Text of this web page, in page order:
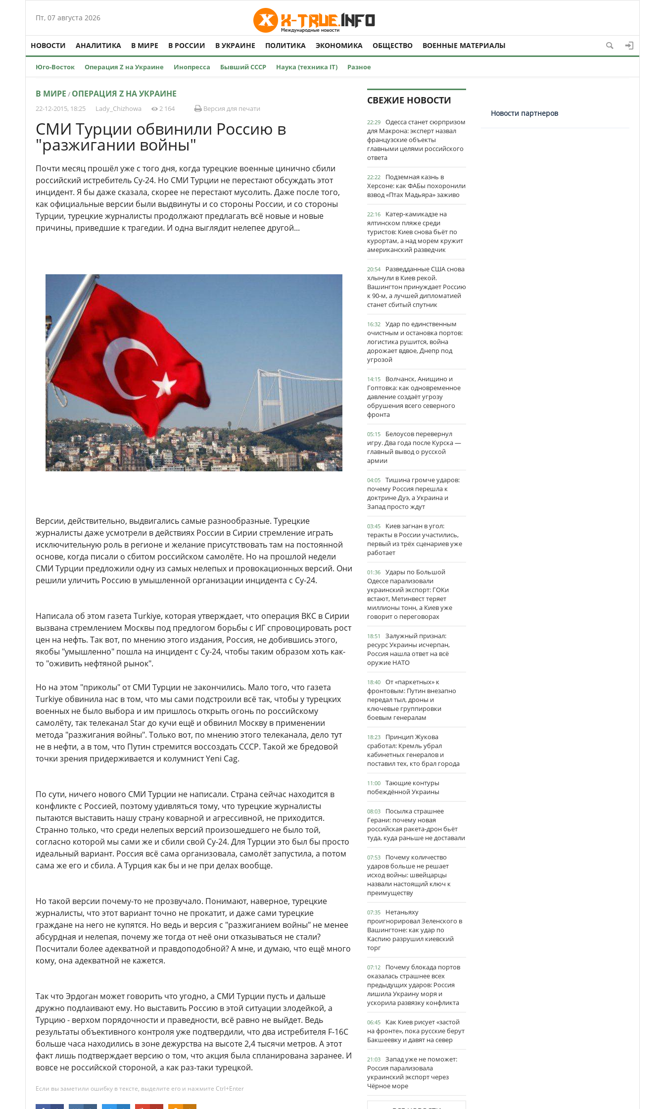
Пт, 07 августа 2026
НОВОСТИ АНАЛИТИКА В МИРЕ В РОССИИ В УКРАИНЕ ПОЛИТИКА ЭКОНОМИКА ОБЩЕСТВО ВОЕННЫЕ МАТЕРИАЛЫ
Юго-Восток Операция Z на Украине Инопресса Бывший СССР Наука (техника IT) Разное
В МИРЕ / ОПЕРАЦИЯ Z НА УКРАИНЕ
22-12-2015, 18:25 Lady_Chizhowa 2 164 Версия для печати
СМИ Турции обвинили Россию в
"разжигании войны"
Почти месяц прошёл уже с того дня, когда турецкие военные цинично сбили
российский истребитель Су-24. Но СМИ Турции не перестают обсуждать этот
инцидент. Я бы даже сказала, скорее не перестают мусолить. Даже после того,
как официальные версии были выдвинуты и со стороны России, и со стороны
Турции, турецкие журналисты продолжают предлагать всё новые и новые
причины, приведшие к трагедии. И одна выглядит нелепее другой...
Версии, действительно, выдвигались самые разнообразные. Турецкие
журналисты даже усмотрели в действиях России в Сирии стремление играть
исключительную роль в регионе и желание присутствовать там на постоянной
основе, когда писали о сбитом российском самолёте. Но на прошлой недели
СМИ Турции предложили одну из самых нелепых и провокационных версий. Они
решили уличить Россию в умышленной организации инцидента с Су-24.
Написала об этом газета Turkiye, которая утверждает, что операция ВКС в Сирии
вызвана стремлением Москвы под предлогом борьбы с ИГ спровоцировать рост
цен на нефть. Так вот, по мнению этого издания, Россия, не добившись этого,
якобы "умышленно" пошла на инцидент с Су-24, чтобы таким образом хоть как-
то "оживить нефтяной рынок".
Но на этом "приколы" от СМИ Турции не закончились. Мало того, что газета
Turkiye обвинила нас в том, что мы сами подстроили всё так, чтобы у турецких
военных не было выбора и им пришлось открыть огонь по российскому
самолёту, так телеканал Star до кучи ещё и обвинил Москву в применении
метода "разжигания войны". Только вот, по мнению этого телеканала, дело тут
не в нефти, а в том, что Путин стремится воссоздать СССР. Такой же бредовой
точки зрения придерживается и колумнист Yeni Cag.
По сути, ничего нового СМИ Турции не написали. Страна сейчас находится в
конфликте с Россией, поэтому удивляться тому, что турецкие журналисты
пытаются выставить нашу страну коварной и агрессивной, не приходится.
Странно только, что среди нелепых версий произошедшего не было той,
согласно которой мы сами же и сбили свой Су-24. Для Турции это был бы просто
идеальный вариант. Россия всё сама организовала, самолёт запустила, а потом
сама же его и сбила. А Турция как бы и не при делах вообще.
Но такой версии почему-то не прозвучало. Понимают, наверное, турецкие
журналисты, что этот вариант точно не прокатит, и даже сами турецкие
граждане на него не купятся. Но ведь и версия с "разжиганием войны" не менее
абсурдная и нелепая, почему же тогда от неё они отказываться не стали?
Посчитали более адекватной и правдоподобной? А мне, и думаю, что ещё много
кому, она адекватной не кажется.
Так что Эрдоган может говорить что угодно, а СМИ Турции пусть и дальше
дружно подлаивают ему. Но выставить Россию в этой ситуации злодейкой, а
Турцию - верхом порядочности и праведности, всё равно не выйдет. Ведь
результаты объективного контроля уже подтвердили, что два истребителя F-16С
больше часа находились в зоне дежурства на высоте 2,4 тысячи метров. А этот
факт лишь подтверждает версию о том, что акция была спланирована заранее. И
вовсе не российской стороной, а как раз-таки турецкой.
Если вы заметили ошибку в тексте, выделите его и нажмите Ctrl+Enter
СВЕЖИЕ НОВОСТИ
22:29
Одесса станет сюрпризом
для Макрона: эксперт назвал
французские объекты
главными целями российского
ответа
22:22
Подземная казнь в
Херсоне: как ФАБы похоронили
взвод «Птах Мадьяра» заживо
22:16
Катер-камикадзе на
ялтинском пляже среди
туристов: Киев снова бьёт по
курортам, а над морем кружит
американский разведчик
20:54
Разведданные США снова
хлынули в Киев рекой.
Вашингтон принуждает Россию
к 90-м, а лучшей дипломатией
станет сбитый спутник
16:32
Удар по единственным
очистным и остановка портов:
логистика рушится, война
дорожает вдвое, Днепр под
угрозой
14:15
Волчанск, Анищино и
Гоптовка: как одновременное
давление создаёт угрозу
обрушения всего северного
фронта
05:15
Белоусов перевернул
игру. Два года после Курска —
главный вывод о русской
армии
04:05
Тишина громче ударов:
почему Россия перешла к
доктрине Дуэ, а Украина и
Запад просто ждут
03:45
Киев загнан в угол:
теракты в России участились,
первый из трёх сценариев уже
работает
01:36
Удары по Большой
Одессе парализовали
украинский экспорт: ГОКи
встают, Метинвест теряет
миллионы тонн, а Киев уже
говорит о переговорах
18:51
Залужный признал:
ресурс Украины исчерпан,
Россия нашла ответ на всё
оружие НАТО
18:40
От «паркетных» к
фронтовым: Путин внезапно
передал тыл, дроны и
ключевые группировки
боевым генералам
18:23
Принцип Жукова
сработал: Кремль убрал
кабинетных генералов и
поставил тех, кто брал города
11:00
Тающие контуры
побеждённой Украины
08:03
Посылка страшнее
Герани: почему новая
российская ракета-дрон бьёт
туда, куда раньше не доставали
07:53
Почему количество
ударов больше не решает
исход войны: швейцарцы
назвали настоящий ключ к
преимуществу
07:35
Нетаньяху
проигнорировал Зеленского в
Вашингтоне: как удар по
Каспию разрушил киевский
торг
07:12
Почему блокада портов
оказалась страшнее всех
предыдущих ударов: Россия
лишила Украину моря и
ускорила развязку конфликта
06:45
Как Киев рисует «застой
на фронте», пока русские берут
Бакшеевку и давят на север
21:03
Запад уже не поможет:
Россия парализовала
украинский экспорт через
Чёрное море
Новости партнеров